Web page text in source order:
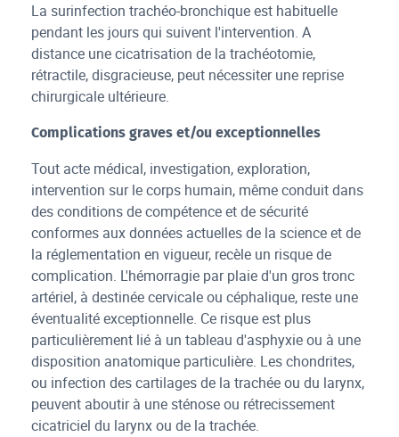
La surinfection trachéo-bronchique est habituelle
pendant les jours qui suivent l'intervention. A
distance une cicatrisation de la trachéotomie,
rétractile, disgracieuse, peut nécessiter une reprise
chirurgicale ultérieure.
Complications graves et/ou exceptionnelles
Tout acte médical, investigation, exploration,
intervention sur le corps humain, même conduit dans
des conditions de compétence et de sécurité
conformes aux données actuelles de la science et de
la réglementation en vigueur, recèle un risque de
complication. L'hémorragie par plaie d'un gros tronc
artériel, à destinée cervicale ou céphalique, reste une
éventualité exceptionnelle. Ce risque est plus
particulièrement lié à un tableau d'asphyxie ou à une
disposition anatomique particulière. Les chondrites,
ou infection des cartilages de la trachée ou du larynx,
peuvent aboutir à une sténose ou rétrecissement
cicatriciel du larynx ou de la trachée.